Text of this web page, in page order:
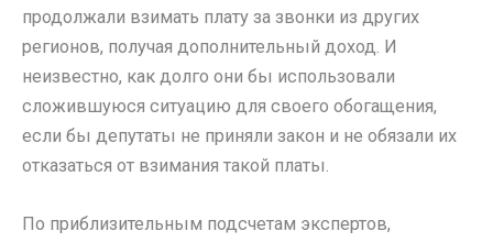
продолжали взимать плату за звонки из других
регионов, получая дополнительный доход. И
неизвестно, как долго они бы использовали
сложившуюся ситуацию для своего обогащения,
если бы депутаты не приняли закон и не обязали их
отказаться от взимания такой платы.
По приблизительным подсчетам экспертов,